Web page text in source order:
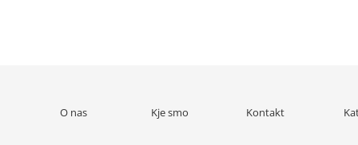
O nas Kje smo Kontakt